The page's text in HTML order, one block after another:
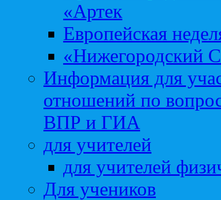
«Артек
Европейская
«Нижегородский
Информация для
отношений по
ВПР и ГИА
для учителей
для учителей
Для учеников